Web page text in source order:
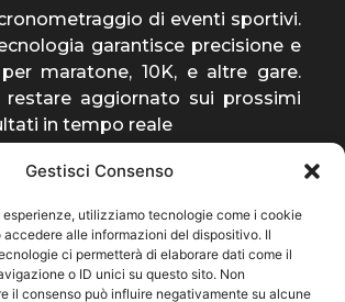
Gestisci Consenso
esperienze, utilizziamo tecnologie come i cookie
accedere alle informazioni del dispositivo. Il
ci permetterà di elaborare dati come il
o ID unici su questo sito. Non
il consenso può influire negativamente su alcune
di eventi sportivi.
garantisce precisione e
maratone, 10K, e altre gare.
restare aggiornato sui prossimi
in tempo reale
parte della
notizie rilevanti sulla nostra